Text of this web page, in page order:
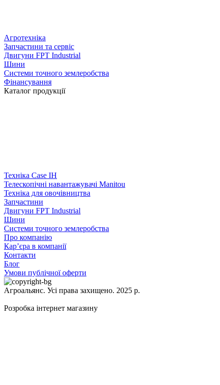
Агротехніка
Запчастини та сервіс
Двигуни FPT Industrial
Шини
Системи точного землеробства
Фінансування
Каталог продукції
Техніка Case IH
Телескопічні навантажувачі Manitou
Техніка для овочівництва
Запчастини
Двигуни FPT Industrial
Шини
Системи точного землеробства
Про компанію
Кар’єра в компанії
Контакти
Блог
Умови публічної оферти
Агроальянс. Усі права захищено. 2025 р.
Розробка інтернет магазину